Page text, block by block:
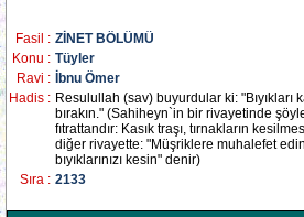
Fasil : ZİNET BÖLÜMÜ
Konu : Tüyler
Ravi :
İbnu Ömer
Hadis : Resulullah (sav) buyurdular ki: "Bıyıkları
bırakın." (Sahiheyn`in bir rivayetinde
fıtrattandır: Kasık traşı, tırnakların
diğer rivayette: "Müşriklere muhalefet edin,
bıyıklarınızı kesin" denir)
Sıra : 2133